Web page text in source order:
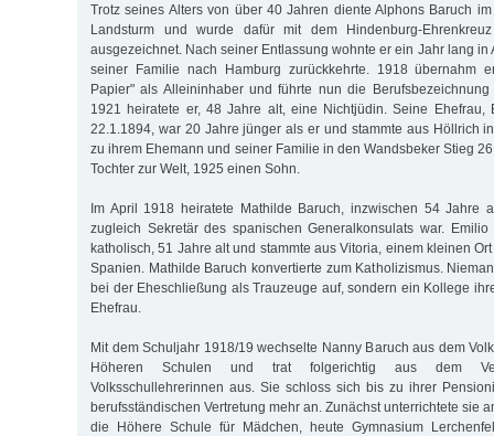
Trotz seines Alters von über 40 Jahren diente Alphons Baruch
Landsturm und wurde dafür mit dem Hindenburg-
ausgezeichnet. Nach seiner Entlassung wohnte er ein Jahr lang in
seiner Familie nach Hamburg zurückkehrte. 1918 übernahm
Papier" als Alleininhaber und führte nun die
1921 heiratete er, 48 Jahre alt, eine Nichtjüdin. Seine Ehefrau,
22.1.1894, war 20 Jahre jünger als er und stammte aus Höllrich
zu ihrem Ehemann und seiner Familie in den Wandsbeker Stieg
Tochter zur Welt, 1925 einen Sohn.
Im April 1918 heiratete Mathilde Baruch, inzwischen 54 Jahre
zugleich Sekretär des spanischen Generalkonsulats war.
katholisch, 51 Jahre alt und stammte aus Vitoria, einem kleinen
Spanien. Mathilde Baruch konvertierte zum Katholizismus.
bei der Eheschließung als Trauzeuge auf, sondern ein Kollege
Ehefrau.
Mit dem Schuljahr 1918/19 wechselte Nanny Baruch aus dem
Höheren Schulen und trat folgerichtig aus dem
Volksschullehrerinnen aus. Sie schloss sich bis zu ihrer
berufsständischen Vertretung mehr an. Zunächst unterrichtete sie
die Höhere Schule für Mädchen, heute Gymnasium